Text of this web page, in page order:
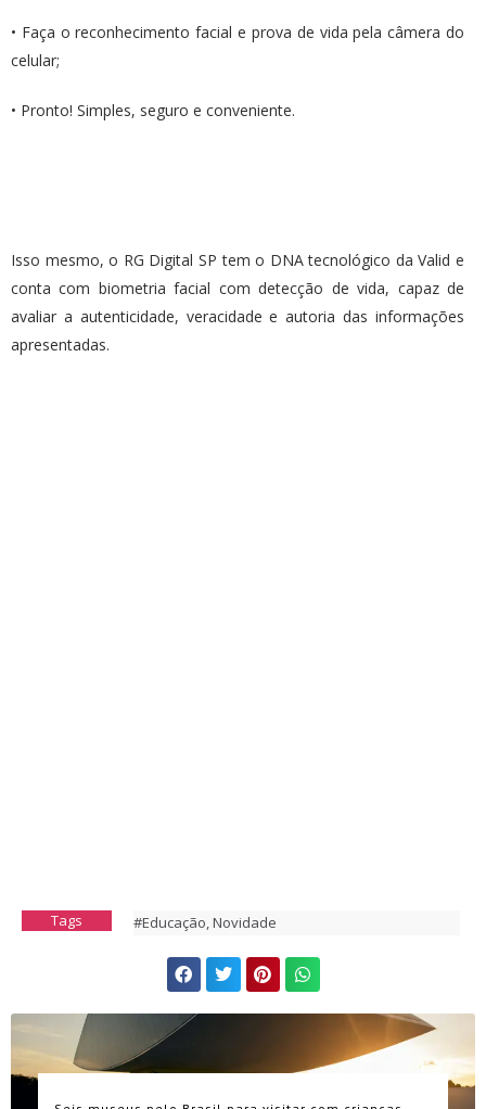
• Faça o reconhecimento facial e prova de vida pela câmera do
celular;
• Pronto! Simples, seguro e conveniente.
Isso mesmo, o RG Digital SP tem o DNA tecnológico da Valid e
conta com biometria facial com detecção de vida, capaz de
avaliar a autenticidade, veracidade e autoria das informações
apresentadas.
Tags #Educação,Novidade